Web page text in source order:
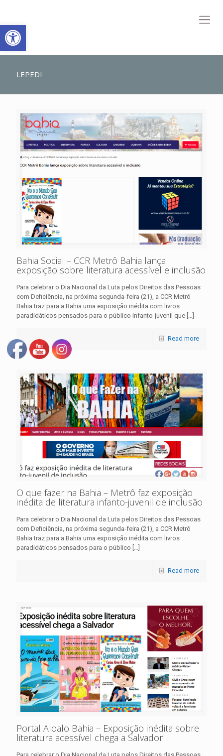
Abrir a barra de ferramentas
LEPEDI
Bahia Social – CCR Metrô Bahia lança
exposição sobre literatura acessível e inclusão
Para celebrar o Dia Nacional da Luta pelos Direitos das Pessoas
com Deficiência, na próxima segunda-feira (21), a CCR Metrô
Bahia traz para a Bahia uma exposição inédita com livros
paradidáticos pensados para o público infanto-juvenil que […]
Read more
O que fazer na Bahia – Metrô faz exposição
inédita de literatura infanto-juvenil de inclusão
Para celebrar o Dia Nacional da Luta pelos Direitos das Pessoas
com Deficiência, na próxima segunda-feira (21), a CCR Metrô
Bahia traz para a Bahia uma exposição inédita com livros
paradidáticos pensados para o público […]
Read more
Portal Aloalo Bahia – Exposição inédita sobre
literatura acessível chega a Salvador